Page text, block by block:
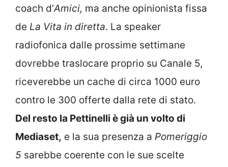
coach d’Amici, ma anche opinionista fissa
de La Vita in diretta. La speaker
radiofonica dalle prossime settimane
dovrebbe traslocare proprio su Canale 5,
riceverebbe un cache di circa 1000 euro
contro le 300 offerte dalla rete di stato.
Del resto la Pettinelli è già un volto di
Mediaset, e la sua presenza a Pomeriggio
5 sarebbe coerente con le sue scelte